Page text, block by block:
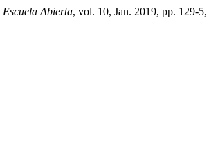
Escuela Abierta, vol. 10, Jan. 2019, pp. 129-5,